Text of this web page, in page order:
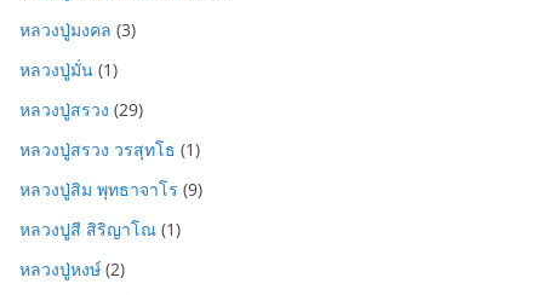
หลวงปู่มงคล (3)
หลวงปู่มั่น (1)
หลวงปู่สรวง (29)
หลวงปู่สรวง วรสุทโธ (1)
หลวงปู่สิม พุทธาจาโร (9)
หลวงปูสี สิริญาโณ (1)
หลวงปู่หงษ์ (2)